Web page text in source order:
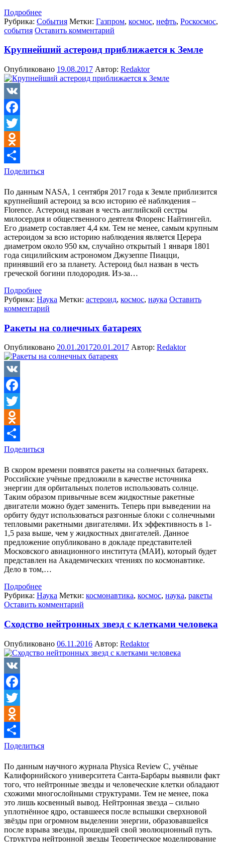
Подробнее
Рубрика: События Метки: Газпром, космос, нефть, Роскосмос,
события Оставить комментарий
Крупнейший астероид приближается к Земле
Опубликовано 19.08.2017 Автор: Redaktor
VK
Facebook
Twitter
Odnoklassniki
Поделиться
По данным NASA, 1 сентября 2017 года к Земле приблизится
крупнейший астероид за всю историю её наблюдения –
Florence. Астероид назван в честь английской сестры
милосердия и общественного деятеля Флоренс Найтингейл.
Его диаметр составляет 4,4 км. Тем не менее, самым крупным
астероидом за всю историю наблюдения является Церера
диаметром около 950 км, случайно открытый 1 января 1801
года сицилийским астрономом Джузеппе Пиацци,
принявший его за планету. Астероид был назван в честь
греческой богини плодородия. Из-за…
Подробнее
Рубрика: Наука Метки: астероид, космос, наука Оставить
комментарий
Ракеты на солнечных батареях
Опубликовано 20.01.201720.01.2017 Автор: Redaktor
VK
Facebook
Twitter
Odnoklassniki
Поделиться
В скором времени появятся ракеты на солнечных батареях.
Российские учёные предложили в качестве источника
энергии для орбитальных полетов использовать солнце.
Таким образом привычные всем жидкостные ракетные
двигатели можно будет заменить. Теперь при выведении на
орбиту будут использоваться разгонные блоки с солнечными
тепловыми ракетными двигателями. Их эффективность в 1-
1,5 раза выше, чем у жидкостных двигателей. Данное
предложение опубликовано в докладе представителей
Московского авиационного института (МАИ), который будет
представлен на Академических чтениях по космонавтике.
Дело в том,…
Подробнее
Рубрика: Наука Метки: космонавтика, космос, наука, ракеты
Оставить комментарий
Сходство нейтронных звезд с клетками человека
Опубликовано 06.11.2016 Автор: Redaktor
VK
Facebook
Twitter
Odnoklassniki
Поделиться
По данным научного журнала Physica Review C, учёные
Калифорнийского университета Санта-Барбары выявили факт
того, что нейтронные звезды и человеческие клетки обладают
схожими многослойными структурами. Тем не менее, пока
это лишь косвенный вывод. Нейтронная звезда – сильно
уплотнённое ядро, оставшееся после вспышки сверхновой
звёзды при огромном выделении энергии, образовавшейся
после взрыва звезды, прошедшей свой эволюционный путь.
Структура нейтронной звезды Теоретическое моделирование